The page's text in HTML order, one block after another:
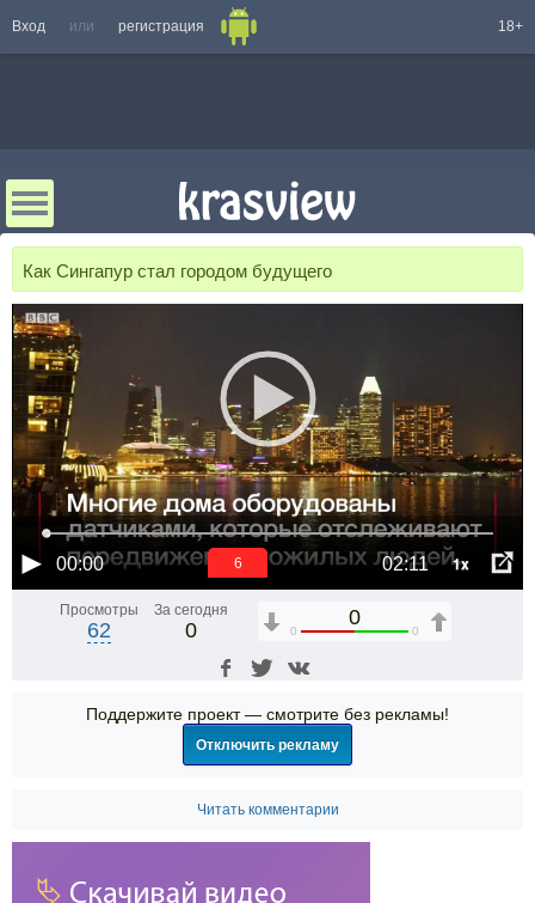
Вход или регистрация 18+
Как Сингапур стал городом будущего
00:00 02:11 1x
6
Просмотры
62
За сегодня
0
0
0 0
Поддержите проект — смотрите без рекламы!
Отключить рекламу
Читать комментарии